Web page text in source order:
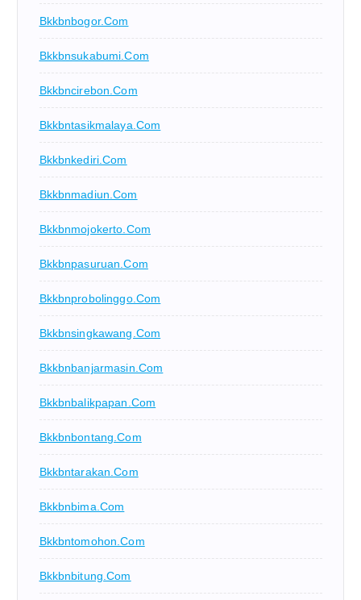
Bkkbnbogor.com
Bkkbnsukabumi.com
Bkkbncirebon.com
Bkkbntasikmalaya.com
Bkkbnkediri.com
Bkkbnmadiun.com
Bkkbnmojokerto.com
Bkkbnpasuruan.com
Bkkbnprobolinggo.com
Bkkbnsingkawang.com
Bkkbnbanjarmasin.com
Bkkbnbalikpapan.com
Bkkbnbontang.com
Bkkbntarakan.com
Bkkbnbima.com
Bkkbntomohon.com
Bkkbnbitung.com